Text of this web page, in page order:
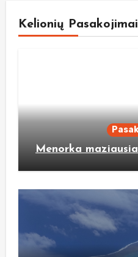
Kelionių Pasakojimai
Menorka